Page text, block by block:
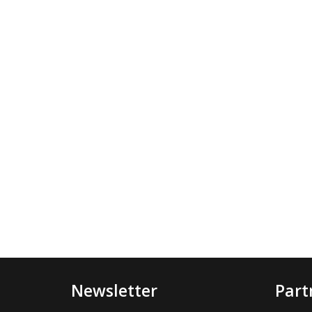
Newsletter